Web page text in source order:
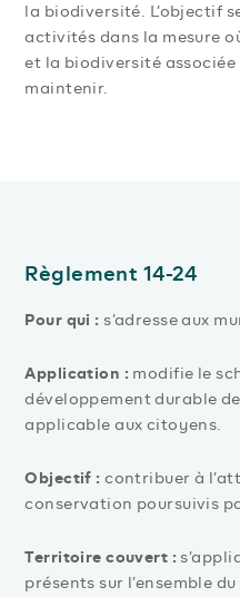
la biodiversité. L’objectif
activités dans la mesure
et la biodiversité associée
maintenir.
Règlement 14-24
Pour qui : s’adresse aux
Application : modifie le
développement durable de
applicable aux citoyens.
Objectif : contribuer à
conservation poursuivis
Territoire couvert :
présents sur l’ensemble